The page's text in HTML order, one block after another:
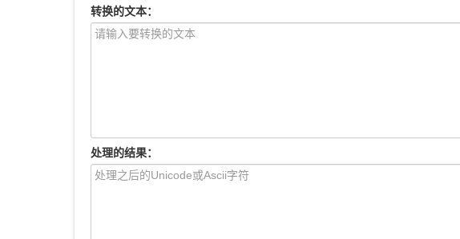
转换的文本：
处理的结果：